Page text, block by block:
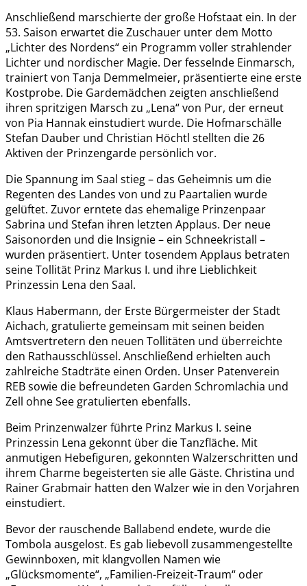
Anschließend marschierte der große Hofstaat ein. In der
53. Saison erwartet die Zuschauer unter dem Motto
„Lichter des Nordens“ ein Programm voller strahlender
Lichter und nordischer Magie. Der fesselnde Einmarsch,
trainiert von Tanja Demmelmeier, präsentierte eine erste
Kostprobe. Die Gardemädchen zeigten anschließend
ihren spritzigen Marsch zu „Lena“ von Pur, der erneut
von Pia Hannak einstudiert wurde. Die Hofmarschälle
Stefan Dauber und Christian Höchtl stellten die 26
Aktiven der Prinzengarde persönlich vor.
Die Spannung im Saal stieg – das Geheimnis um die
Regenten des Landes von und zu Paartalien wurde
gelüftet. Zuvor erntete das ehemalige Prinzenpaar
Sabrina und Stefan ihren letzten Applaus. Der neue
Saisonorden und die Insignie – ein Schneekristall –
wurden präsentiert. Unter tosendem Applaus betraten
seine Tollität Prinz Markus I. und ihre Lieblichkeit
Prinzessin Lena den Saal.
Klaus Habermann, der Erste Bürgermeister der Stadt
Aichach, gratulierte gemeinsam mit seinen beiden
Amtsvertretern den neuen Tollitäten und überreichte
den Rathausschlüssel. Anschließend erhielten auch
zahlreiche Stadträte einen Orden. Unser Patenverein
REB sowie die befreundeten Garden Schromlachia und
Zell ohne See gratulierten ebenfalls.
Beim Prinzenwalzer führte Prinz Markus I. seine
Prinzessin Lena gekonnt über die Tanzfläche. Mit
anmutigen Hebefiguren, gekonnten Walzerschritten und
ihrem Charme begeisterten sie alle Gäste. Christina und
Rainer Grabmair hatten den Walzer wie in den Vorjahren
einstudiert.
Bevor der rauschende Ballabend endete, wurde die
Tombola ausgelost. Es gab liebevoll zusammengestellte
Gewinnboxen, mit klangvollen Namen wie
„Glücksmomente“, „Familien-Freizeit-Traum“ oder